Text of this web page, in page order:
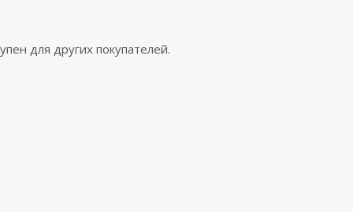
для других покупателей.